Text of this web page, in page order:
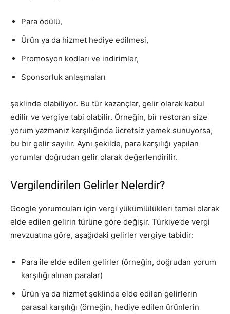
Para ödülü,
Ürün ya da hizmet hediye edilmesi,
Promosyon kodları ve indirimler,
Sponsorluk anlaşmaları
şeklinde olabiliyor. Bu tür kazançlar, gelir olarak kabul
edilir ve vergiye tabi olabilir. Örneğin, bir restoran size
yorum yazmanız karşılığında ücretsiz yemek sunuyorsa,
bu bir gelir sayılır. Aynı şekilde, para karşılığı yapılan
yorumlar doğrudan gelir olarak değerlendirilir.
Vergilendirilen Gelirler Nelerdir?
Google yorumcuları için vergi yükümlülükleri temel olarak
elde edilen gelirin türüne göre değişir. Türkiye’de vergi
mevzuatına göre, aşağıdaki gelirler vergiye tabidir:
Para ile elde edilen gelirler (örneğin, doğrudan yorum
karşılığı alınan paralar)
Ürün ya da hizmet şeklinde elde edilen gelirlerin
parasal karşılığı (örneğin, hediye edilen ürünlerin